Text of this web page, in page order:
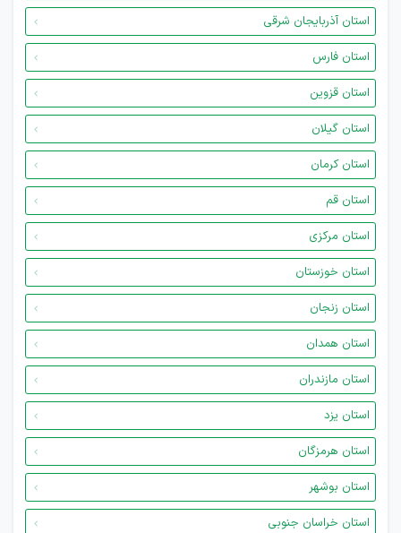
استان آذربایجان شرقی
استان فارس
استان قزوین
استان گیلان
استان کرمان
استان قم
استان مرکزی
استان خوزستان
استان زنجان
استان همدان
استان مازندران
استان یزد
استان هرمزگان
استان بوشهر
استان خراسان جنوبی